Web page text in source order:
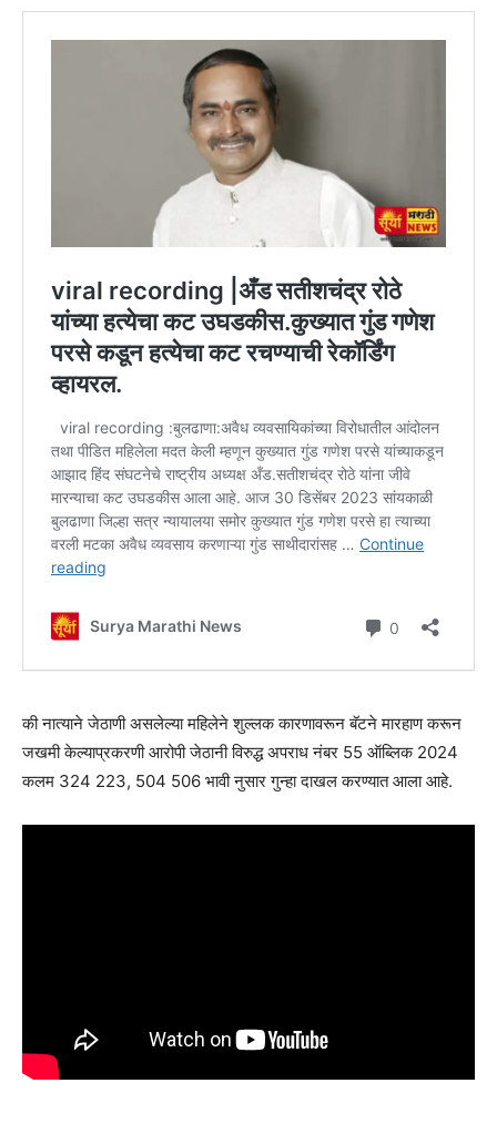
की नात्याने जेठाणी असलेल्या महिलेने शुल्लक कारणावरून बॅटने मारहाण करून
जखमी केल्याप्रकरणी आरोपी जेठानी विरुद्ध अपराध नंबर 55 ऑब्लिक 2024
कलम 324 223, 504 506 भावी नुसार गुन्हा दाखल करण्यात आला आहे.